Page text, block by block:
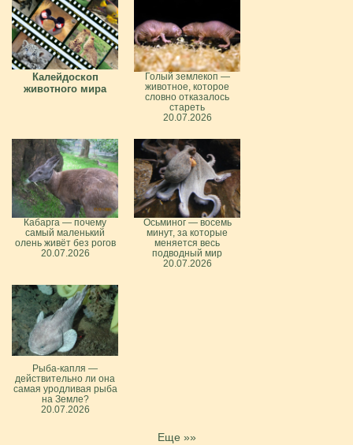
Калейдоскоп
животного мира
Голый землекоп —
животное, которое
словно отказалось
стареть
20.07.2026
Кабарга — почему
самый маленький
олень живёт без рогов
20.07.2026
Осьминог — восемь
минут, за которые
меняется весь
подводный мир
20.07.2026
Рыба-капля —
действительно ли она
самая уродливая рыба
на Земле?
20.07.2026
Еще »»